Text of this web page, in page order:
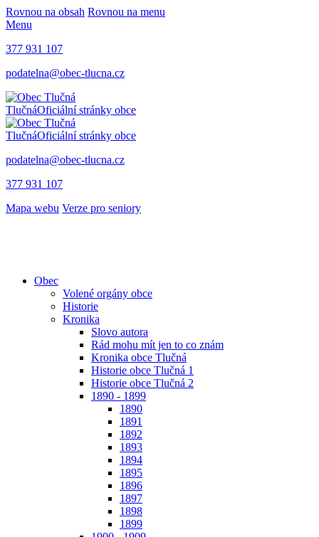
Rovnou na obsah Rovnou na menu
Menu
377 931 107
podatelna@obec-tlucna.cz
TlučnáOficiální stránky obce
TlučnáOficiální stránky obce
podatelna@obec-tlucna.cz
377 931 107
Mapa webu Verze pro seniory
Obec
Volené orgány obce
Historie
Kronika
Slovo autora
Rád mohu mít jen to co znám
Kronika obce Tlučná
Historie obce Tlučná 1
Historie obce Tlučná 2
1890 - 1899
1890
1891
1892
1893
1894
1895
1896
1897
1898
1899